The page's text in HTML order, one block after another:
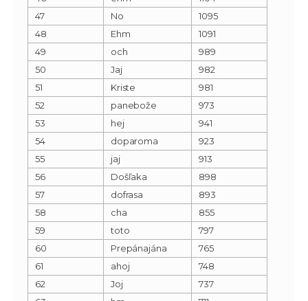
47
No
1095
48
Ehm
1091
49
och
989
50
Jaj
982
51
Kriste
981
52
panebože
973
53
hej
941
54
doparoma
923
55
jaj
913
56
Došľaka
898
57
dofrasa
893
58
cha
855
59
toto
797
60
Prepánajána
765
61
ahoj
748
62
Joj
737